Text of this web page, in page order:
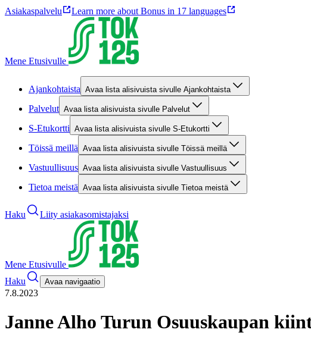
Asiakaspalvelu Learn more about Bonus in 17 languages
Mene Etusivulle
Ajankohtaista Avaa lista alisivuista sivulle Ajankohtaista
Palvelut Avaa lista alisivuista sivulle Palvelut
S-Etukortti Avaa lista alisivuista sivulle S-Etukortti
Töissä meillä Avaa lista alisivuista sivulle Töissä meillä
Vastuullisuus Avaa lista alisivuista sivulle Vastuullisuus
Tietoa meistä Avaa lista alisivuista sivulle Tietoa meistä
Haku Liity asiakasomistajaksi
Mene Etusivulle
Haku
Avaa navigaatio
7.8.2023
Janne Alho Turun Osuuskaupan